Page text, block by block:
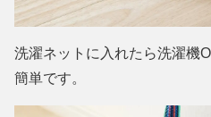
洗濯ネットに入れたら洗濯機
簡単です。